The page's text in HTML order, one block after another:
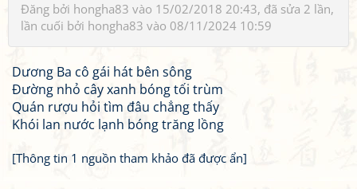
Đăng bởi hongha83 vào 15/02/2018 20:43, đã sửa 2 lần,
lần cuối bởi hongha83 vào 08/11/2024 10:59
Dương Ba cô gái hát bên sông
Đường nhỏ cây xanh bóng tối trùm
Quán rượu hỏi tìm đâu chẳng thấy
Khói lan nước lạnh bóng trăng lồng
[Thông tin 1 nguồn tham khảo đã được ẩn]